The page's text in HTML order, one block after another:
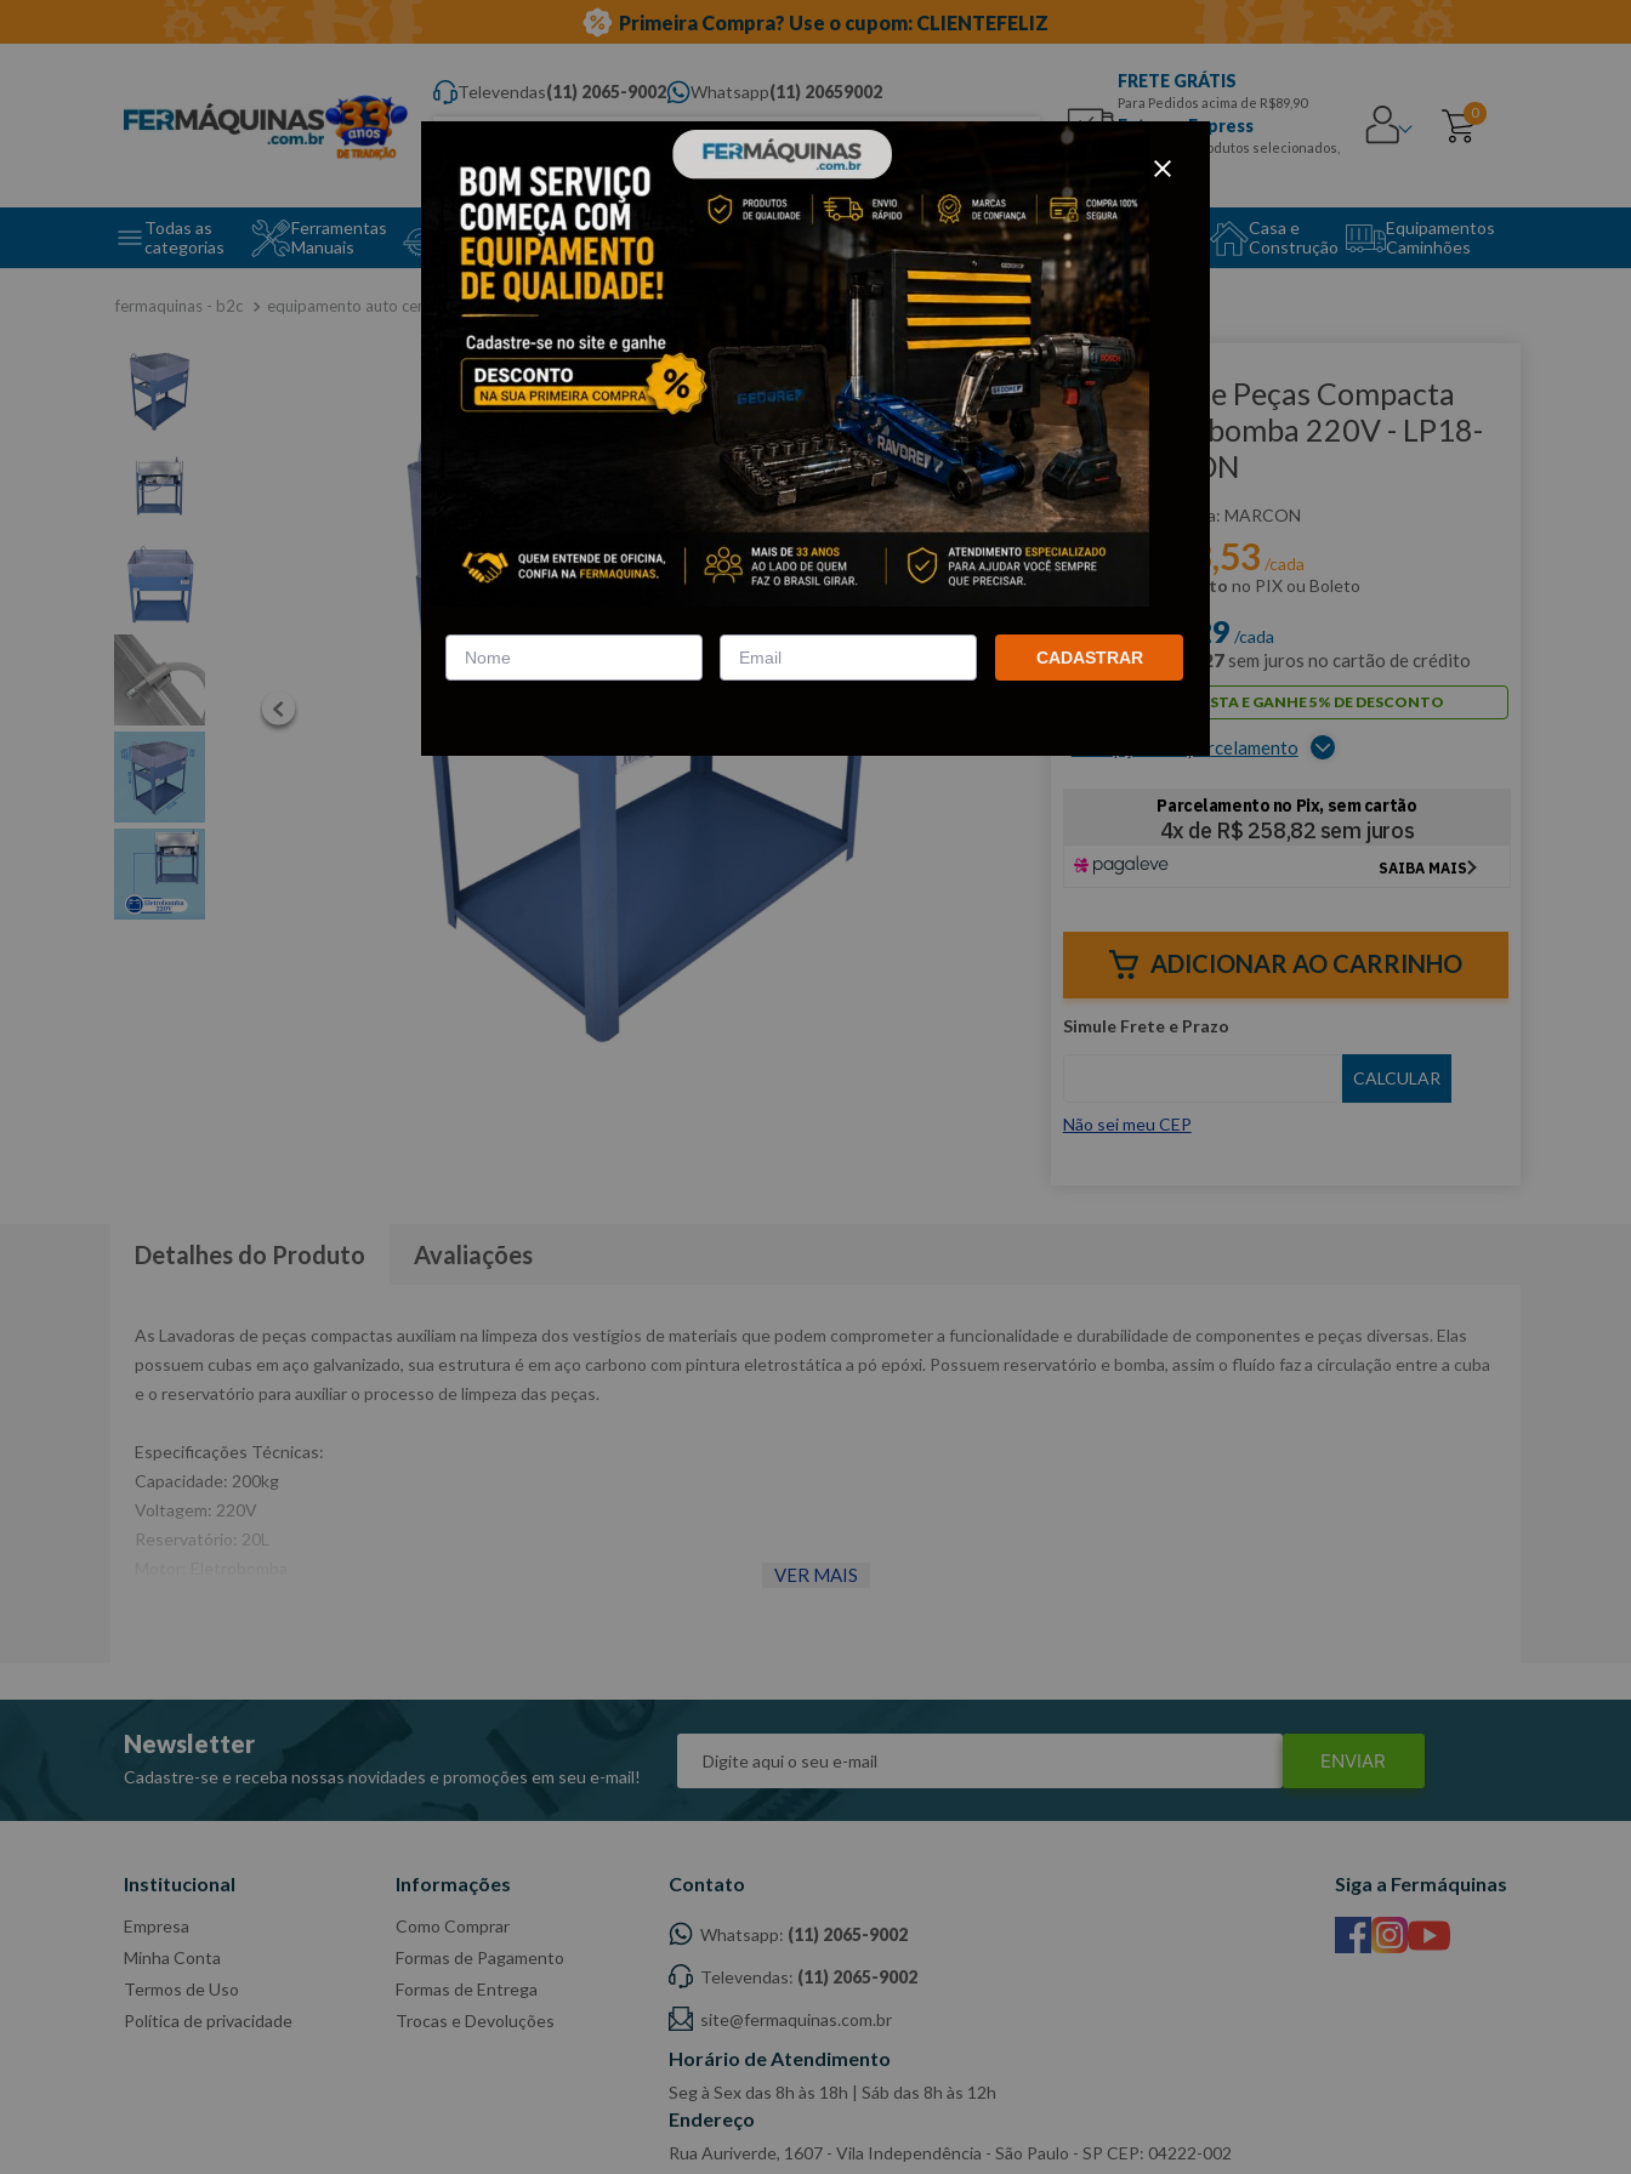
Primeira Compra? Use o cupom: CLIENTEFELIZ
Televendas(11) 2065-9002 Whatsapp(11) 20659002
Digite aqui o que você procura...
FRETE GRÁTIS
Para Pedidos acima de R$89,90
Entrega Express
para CEPS e produtos selecionados,
Aproveite!
0
Todas as
categorias
Ferramentas
Manuais
Ferramentas Elétricas
e Máquinas
Ferramentas
Ferramentas
Automotivas Especiais
Equipamento
Auto Center
Casa e
Construção
Equipamentos
Caminhões
equipamento auto center lavadora de peças
Clique e veja!
Lavadora de Peças Compacta
com Eletrobomba 220V - LP18-
2V MARCON
:LP18-2V MARCON
Por:R$ 983,53 /cada
5% de desconto no PIX ou Boleto
R$1.035 29 /cada
Em12x de 27sem juros no cartão de crédito
PAGUE À VISTA E GANHE 5% DE DESCONTO
Ver opções de parcelamento
ADICIONAR AO CARRINHO
Não sei meu CEP
Detalhes do Produto Avaliações
As Lavadoras de peças compactas auxiliam na limpeza dos vestígios de materiais que podem comprometer a funcionalidade e durabilidade de componentes e peças diversas. Elas
possuem cubas em aço galvanizado, sua estrutura é em aço carbono com pintura eletrostática a pó epóxi. Possuem reservatório e bomba, assim o fluído faz a circulação entre a cuba
e o reservatório para auxiliar o processo de limpeza das peças.
Especificações Técnicas:
Capacidade: 200kg
Voltagem: 220V
Reservatório: 20L
Fabricante: MARCON
-Imagens meramente ilustrativas
VER MAIS
Newsletter
Cadastre-se e receba nossas novidades e promoções em seu e-mail!
ENVIAR
Institucional
Empresa
Minha Conta
Termos de Uso
Política de privacidade
Informações
Como Comprar
Formas de Pagamento
Formas de Entrega
Trocas e Devoluções
Contato
Whatsapp: (11) 2065-9002
Televendas: (11) 2065-9002
site@fermaquinas.com.br
Horário de Atendimento
Seg à Sex das 8h às 18h | Sáb das 8h às 12h
Endereço
Rua Auriverde, 1607 - Vila Independência - São Paulo - SP CEP: 04222-002
Siga a Fermáquinas
CADASTRAR